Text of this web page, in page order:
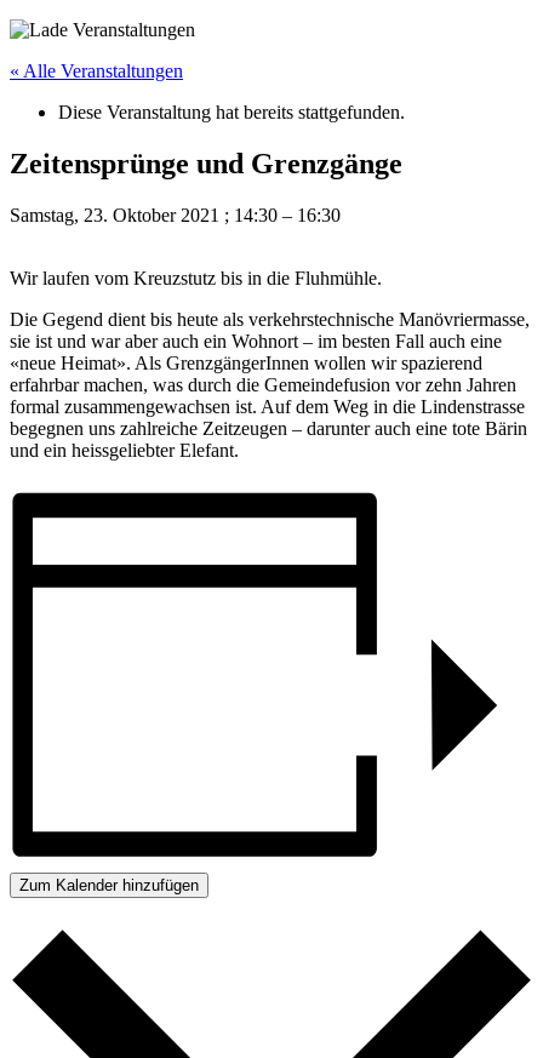
« Alle Veranstaltungen
Diese Veranstaltung hat bereits stattgefunden.
Zeitensprünge und Grenzgänge
Samstag, 23. Oktober 2021 ; 14:30 – 16:30
Wir laufen vom Kreuzstutz bis in die Fluhmühle.
Die Gegend dient bis heute als verkehrstechnische Manövriermasse,
sie ist und war aber auch ein Wohnort – im besten Fall auch eine
«neue Heimat». Als GrenzgängerInnen wollen wir spazierend
erfahrbar machen, was durch die Gemeindefusion vor zehn Jahren
formal zusammengewachsen ist. Auf dem Weg in die Lindenstrasse
begegnen uns zahlreiche Zeitzeugen – darunter auch eine tote Bärin
und ein heissgeliebter Elefant.
Zum Kalender hinzufügen